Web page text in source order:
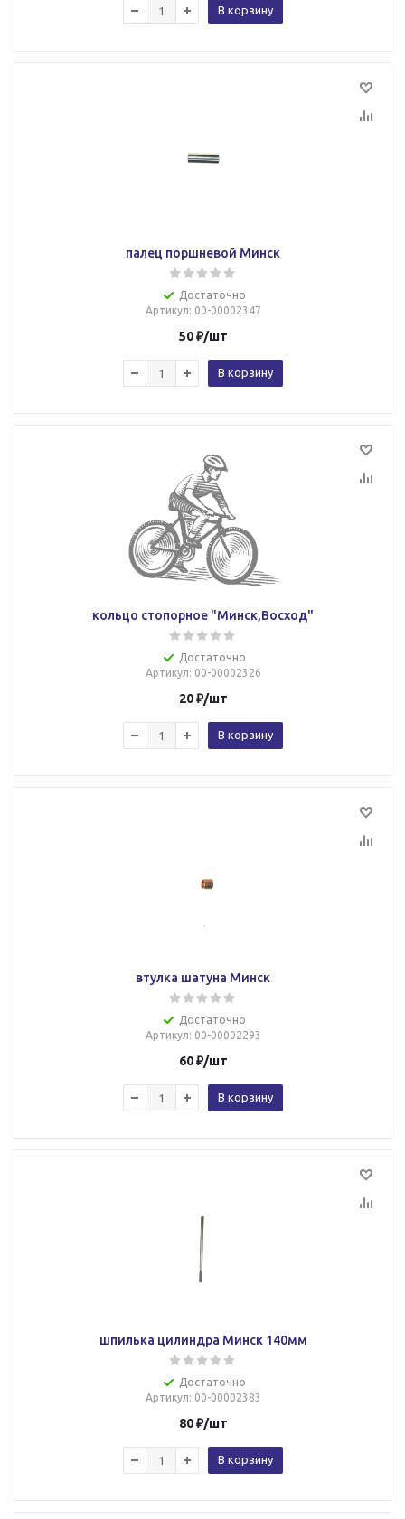
В корзину
палец поршневой Минск
Достаточно
Артикул: 00-00002347
50₽/шт
В корзину
кольцо стопорное "Минск,Восход"
Достаточно
Артикул: 00-00002326
20₽/шт
В корзину
втулка шатуна Минск
Достаточно
Артикул: 00-00002293
60₽/шт
В корзину
шпилька цилиндра Минск 140мм
Достаточно
Артикул: 00-00002383
80₽/шт
В корзину